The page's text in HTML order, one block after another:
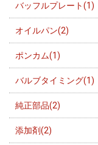
バッフルプレート(1)
オイルパン(2)
ポンカム(1)
バルブタイミング(1)
純正部品(2)
添加剤(2)